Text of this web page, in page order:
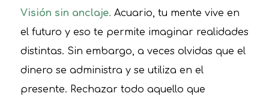
Visión sin anclaje. Acuario, tu mente vive en
el futuro y eso te permite imaginar realidades
distintas. Sin embargo, a veces olvidas que el
dinero se administra y se utiliza en el
presente. Rechazar todo aquello que